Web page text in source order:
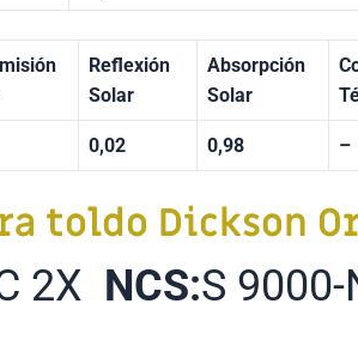
Reflexión
Solar
Absorpción
Solar
0,02 0,98 –
toldo Dickson
2X NCS:S 9000-